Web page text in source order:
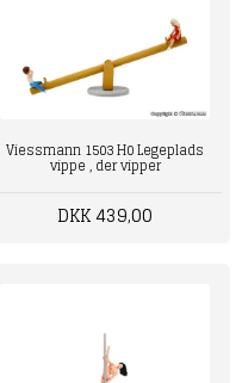
Viessmann ‎1503‎‎ H0 Legeplads
vippe , der vipper
DKK 439,00